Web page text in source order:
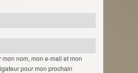
mon nom, mon e-mail et mon
pour mon prochain